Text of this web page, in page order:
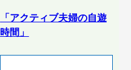
「アクティブ夫婦の自遊
時間」